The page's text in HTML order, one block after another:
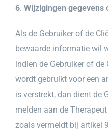
6. Wijzigingen gegevens
Als de Gebruiker of de
bewaarde informatie wil
indien de Gebruiker of
wordt gebruikt voor een
is verstrekt, dan dient de
melden aan de
zoals vermeldt bij artikel